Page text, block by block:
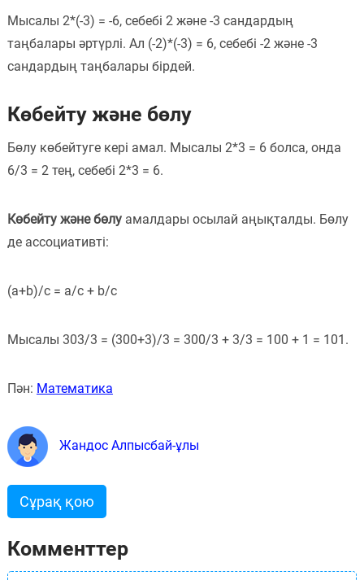
Мысалы 2*(-3) = -6, себебі 2 және -3 сандардың
таңбалары әртүрлі. Ал (-2)*(-3) = 6, себебі -2 және -3
сандардың таңбалары бірдей.
Көбейту және бөлу
Бөлу көбейтуге кері амал. Мысалы 2*3 = 6 болса, онда
6/3 = 2 тең, себебі 2*3 = 6.
Көбейту және бөлуамалдары осылай аңықталды. Бөлу
де ассоциативті:
(a+b)/c = a/c + b/c
Мысалы 303/3 = (300+3)/3 = 300/3 + 3/3 = 100 + 1 = 101.
Пән: Математика
Жандос Алпысбай-ұлы
Сұрақ қою
Комменттер